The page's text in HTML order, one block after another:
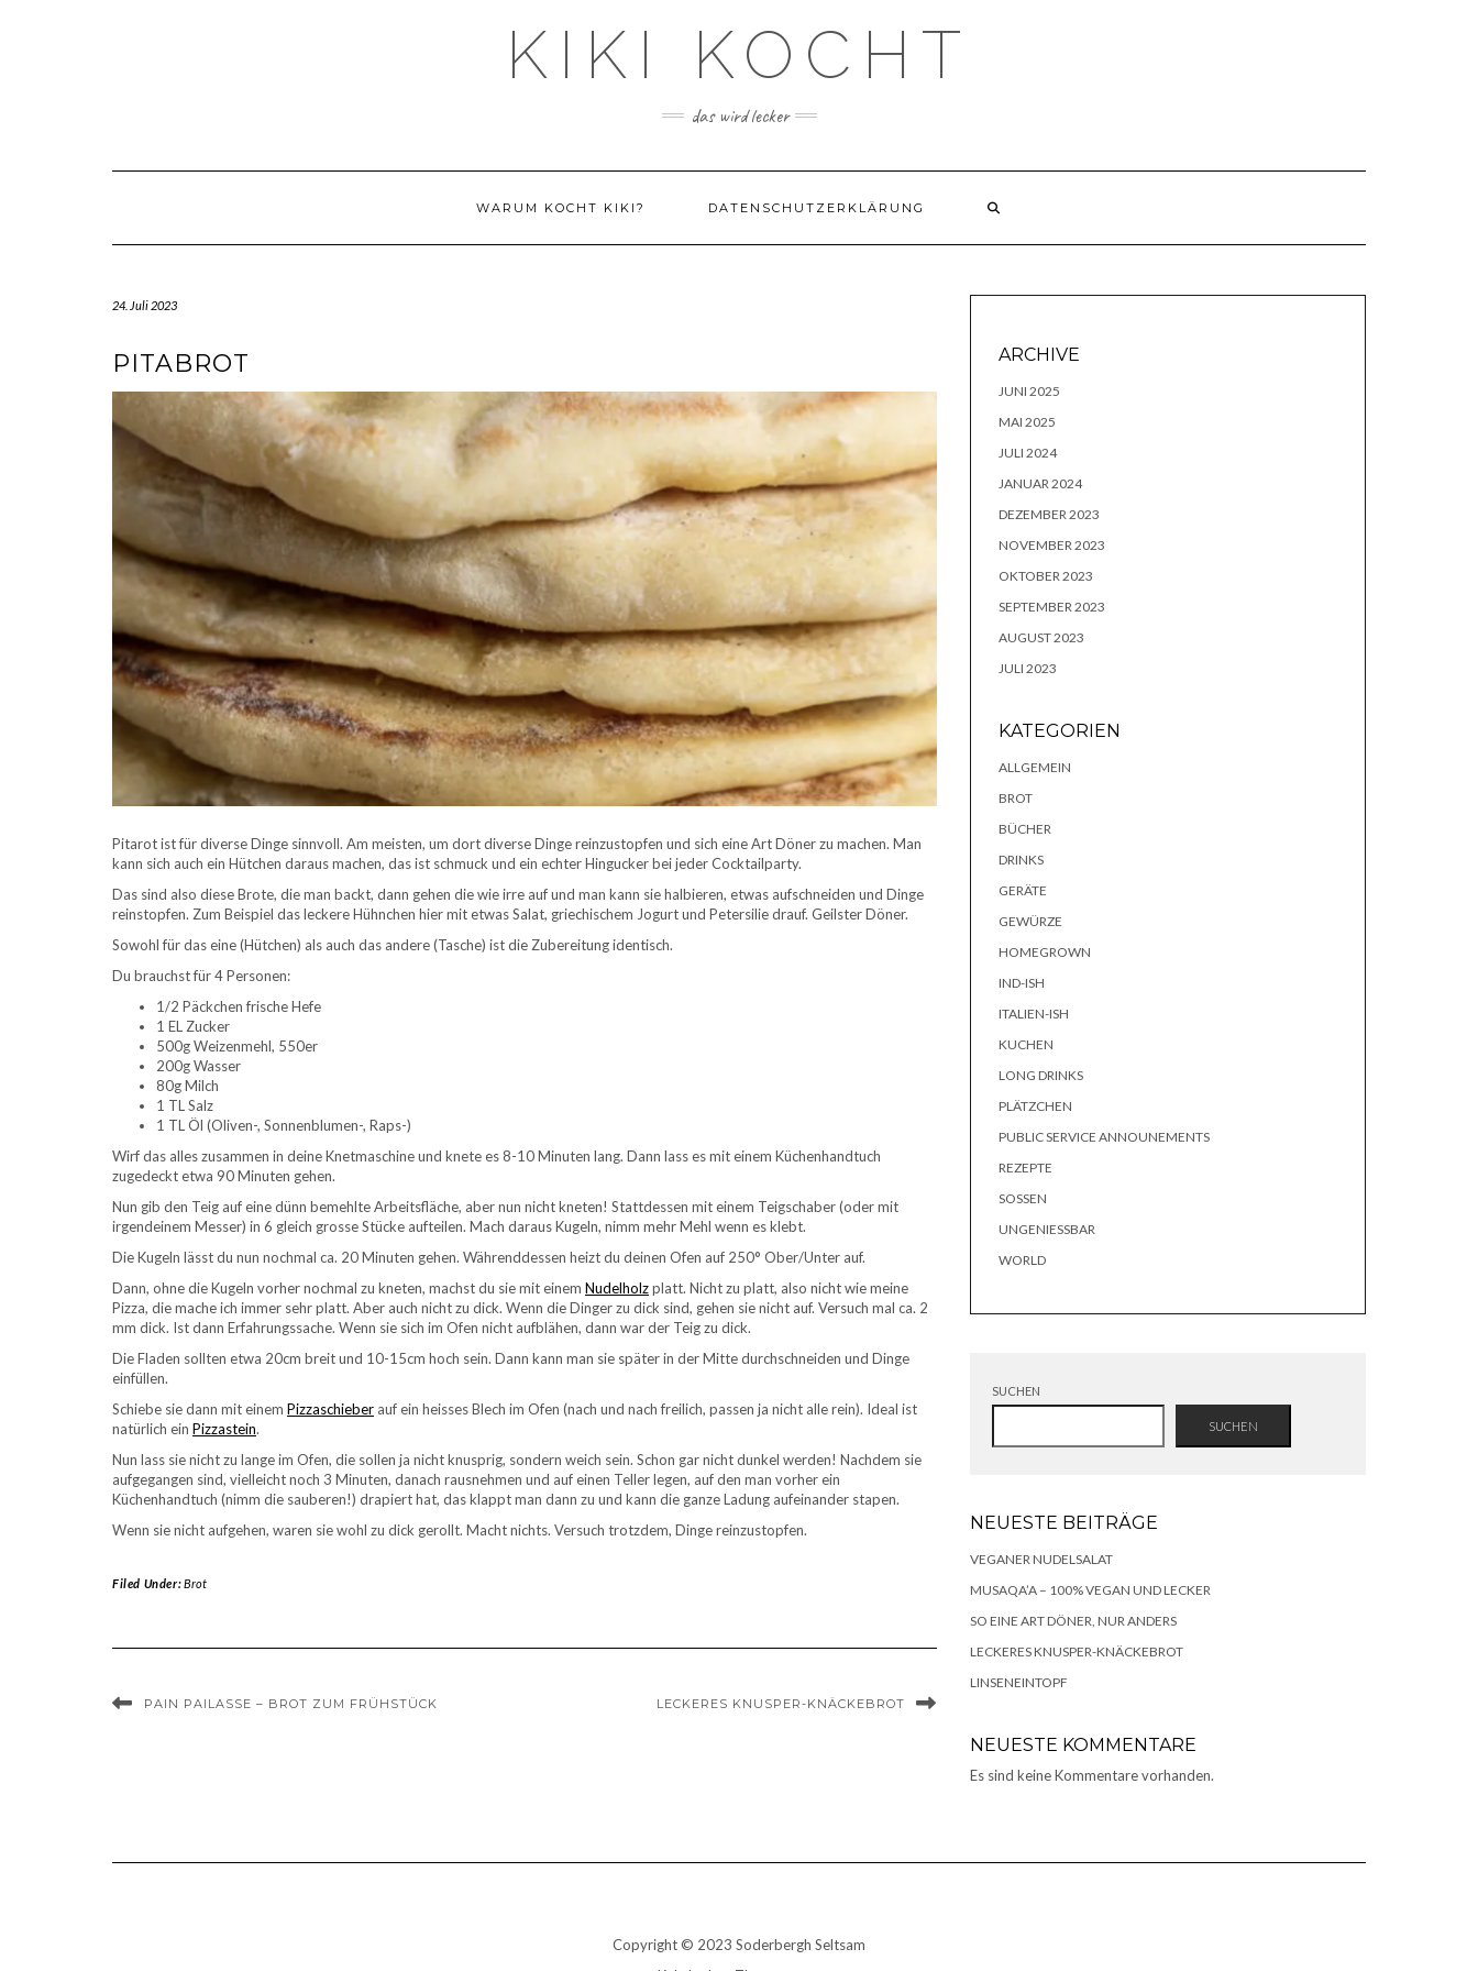
KIKI KOCHT
das wird lecker
WARUM KOCHT KIKI? DATENSCHUTZERKLÄRUNG
24. Juli 2023
PITABROT
Pitarot ist für diverse Dinge sinnvoll. Am meisten, um dort diverse Dinge reinzustopfen und sich eine Art Döner zu machen. Man
kann sich auch ein Hütchen daraus machen, das ist schmuck und ein echter Hingucker bei jeder Cocktailparty.
Das sind also diese Brote, die man backt, dann gehen die wie irre auf und man kann sie halbieren, etwas aufschneiden und Dinge
reinstopfen. Zum Beispiel das leckere Hühnchen hier mit etwas Salat, griechischem Jogurt und Petersilie drauf. Geilster Döner.
Sowohl für das eine (Hütchen) als auch das andere (Tasche) ist die Zubereitung identisch.
Du brauchst für 4 Personen:
1/2 Päckchen frische Hefe
1 EL Zucker
500g Weizenmehl, 550er
200g Wasser
80g Milch
1 TL Salz
1 TL Öl (Oliven-, Sonnenblumen-, Raps-)
Wirf das alles zusammen in deine Knetmaschine und knete es 8-10 Minuten lang. Dann lass es mit einem Küchenhandtuch
zugedeckt etwa 90 Minuten gehen.
Nun gib den Teig auf eine dünn bemehlte Arbeitsfläche, aber nun nicht kneten! Stattdessen mit einem Teigschaber (oder mit
irgendeinem Messer) in 6 gleich grosse Stücke aufteilen. Mach daraus Kugeln, nimm mehr Mehl wenn es klebt.
Die Kugeln lässt du nun nochmal ca. 20 Minuten gehen. Währenddessen heizt du deinen Ofen auf 250° Ober/Unter auf.
Dann, ohne die Kugeln vorher nochmal zu kneten, machst du sie mit einem Nudelholzplatt. Nicht zu platt, also nicht wie meine
Pizza, die mache ich immer sehr platt. Aber auch nicht zu dick. Wenn die Dinger zu dick sind, gehen sie nicht auf. Versuch mal ca. 2
mm dick. Ist dann Erfahrungssache. Wenn sie sich im Ofen nicht aufblähen, dann war der Teig zu dick.
Die Fladen sollten etwa 20cm breit und 10-15cm hoch sein. Dann kann man sie später in der Mitte durchschneiden und Dinge
einfüllen.
Schiebe sie dann mit einem Pizzaschieber auf ein heisses Blech im Ofen (nach und nach freilich, passen ja nicht alle rein). Ideal ist
natürlich ein Pizzastein.
Nun lass sie nicht zu lange im Ofen, die sollen ja nicht knusprig, sondern weich sein. Schon gar nicht dunkel werden! Nachdem sie
aufgegangen sind, vielleicht noch 3 Minuten, danach rausnehmen und auf einen Teller legen, auf den man vorher ein
Küchenhandtuch (nimm die sauberen!) drapiert hat, das klappt man dann zu und kann die ganze Ladung aufeinander stapen.
Wenn sie nicht aufgehen, waren sie wohl zu dick gerollt. Macht nichts. Versuch trotzdem, Dinge reinzustopfen.
Filed Under:Brot
PAIN PAILASSE – BROT ZUM FRÜHSTÜCK LECKERES KNUSPER-KNÄCKEBROT
ARCHIVE
JUNI 2025
MAI 2025
JULI 2024
JANUAR 2024
DEZEMBER 2023
NOVEMBER 2023
OKTOBER 2023
SEPTEMBER 2023
AUGUST 2023
JULI 2023
KATEGORIEN
ALLGEMEIN
BROT
BÜCHER
DRINKS
GERÄTE
GEWÜRZE
HOMEGROWN
IND-ISH
ITALIEN-ISH
KUCHEN
LONG DRINKS
PLÄTZCHEN
PUBLIC SERVICE ANNOUNEMENTS
REZEPTE
SOSSEN
UNGENIESSBAR
WORLD
SUCHEN
SUCHEN
NEUESTE BEITRÄGE
VEGANER NUDELSALAT
MUSAQA’A – 100% VEGAN UND LECKER
SO EINE ART DÖNER, NUR ANDERS
LECKERES KNUSPER-KNÄCKEBROT
LINSENEINTOPF
NEUESTE KOMMENTARE
Es sind keine Kommentare vorhanden.
Copyright © 2023 Soderbergh Seltsam